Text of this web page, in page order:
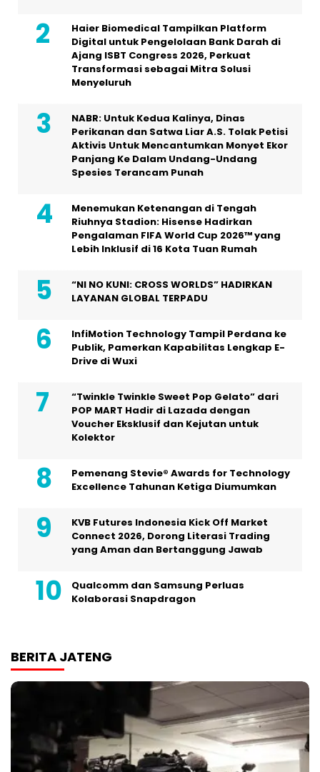
Haier Biomedical Tampilkan Platform
Digital untuk Pengelolaan Bank Darah di
Ajang ISBT Congress 2026, Perkuat
Transformasi sebagai Mitra Solusi
Menyeluruh
NABR: Untuk Kedua Kalinya, Dinas
Perikanan dan Satwa Liar A.S. Tolak Petisi
Aktivis Untuk Mencantumkan Monyet Ekor
Panjang Ke Dalam Undang-Undang
Spesies Terancam Punah
Menemukan Ketenangan di Tengah
Riuhnya Stadion: Hisense Hadirkan
Pengalaman FIFA World Cup 2026™ yang
Lebih Inklusif di 16 Kota Tuan Rumah
“NI NO KUNI: CROSS WORLDS” HADIRKAN
LAYANAN GLOBAL TERPADU
InfiMotion Technology Tampil Perdana ke
Publik, Pamerkan Kapabilitas Lengkap E-
Drive di Wuxi
“Twinkle Twinkle Sweet Pop Gelato” dari
POP MART Hadir di Lazada dengan
Voucher Eksklusif dan Kejutan untuk
Kolektor
Pemenang Stevie® Awards for Technology
Excellence Tahunan Ketiga Diumumkan
KVB Futures Indonesia Kick Off Market
Connect 2026, Dorong Literasi Trading
yang Aman dan Bertanggung Jawab
Qualcomm dan Samsung Perluas
Kolaborasi Snapdragon
BERITA JATENG